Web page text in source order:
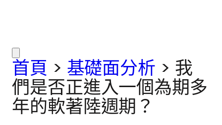
首頁 > 基礎面分析 > 我
們是否正進入一個為期多
年的軟著陸週期？